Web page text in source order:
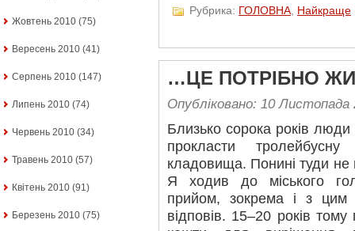
Жовтень 2010 (75)
Вересень 2010 (41)
Серпень 2010 (147)
Липень 2010 (74)
Червень 2010 (34)
Травень 2010 (57)
Квітень 2010 (91)
Березень 2010 (75)
Рубрика: ГОЛОВНА Найкраще
…ЦЕ ПОТРІБНО
Опубліковано: 10 Листопада
Близько сорока років
прокласти
кладовища. Понині туди не
Я ходив до міського
прийом, зокрема і з цим
відповів. 15–20 років тому